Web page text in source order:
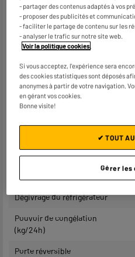
Coloris
Nombre de personne(s)
Volume utile réfrigérateur (L)
Volume utile congélateur (L)
Dégivrage du réfrigérateur
Pouvoir de congélation
(kg/24h)
Porte réversible
- partager des contenus adaptés à vos
- proposer des publicités et
- faciliter le partage de contenu sur les
- analyser le trafic sur notre site web.
Voir la politique cookies.
Si vous acceptez, l'expérience sera
des cookies statistiques sont déposés
anonymes à partir de votre navigation.
en gérant vos cookies.
Bonne visite!
Gérer les
✔ TOUT